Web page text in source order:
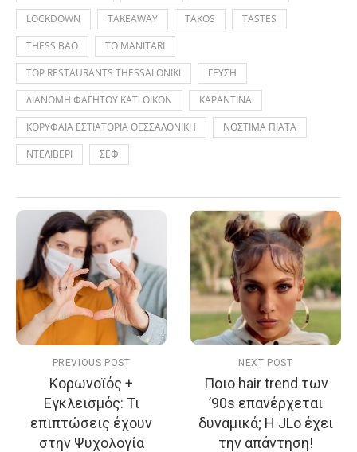
LOCKDOWN
TAKEAWAY TAKOS
TASTES
THESS BAO
TO MANITARI
TOP RESTAURANTS THESSALONIKI
ΓΕΥΣΗ
ΔΙΑΝΟΜΗ ΦΑΓΗΤΟΥ ΚΑΤ' ΟΙΚΟΝ
ΚΑΡΑΝΤΙΝΑ
ΚΟΡΥΦΑΙΑ ΕΣΤΙΑΤΟΡΙΑ ΘΕΣΣΑΛΟΝΙΚΗ
ΝΟΣΤΙΜΑ ΠΙΑΤΑ
ΝΤΕΛΙΒΕΡΙ
ΣΕΦ
PREVIOUS POST
Κορωνοϊός +
Εγκλεισμός: Τι
επιπτώσεις έχουν
στην Ψυχολογία
NEXT POST
Ποιο hair trend των
’90s επανέρχεται
δυναμικά; Η JLo έχει
την απάντηση!